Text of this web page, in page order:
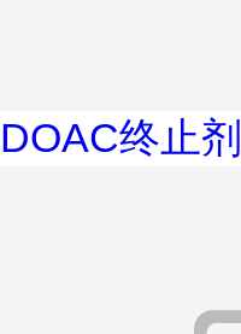
DOAC终止剂